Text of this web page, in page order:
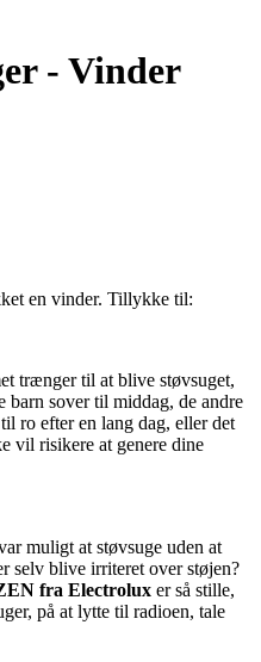
- Vinder
en vinder. Tillykke til:
trænger til at blive støvsuget,
sover til middag, de andre
ro efter en lang dag, eller det
vil risikere at genere dine
muligt at støvsuge uden at
selv blive irriteret over støjen?
fra Electrolux er så stille,
på at lytte til radioen, tale